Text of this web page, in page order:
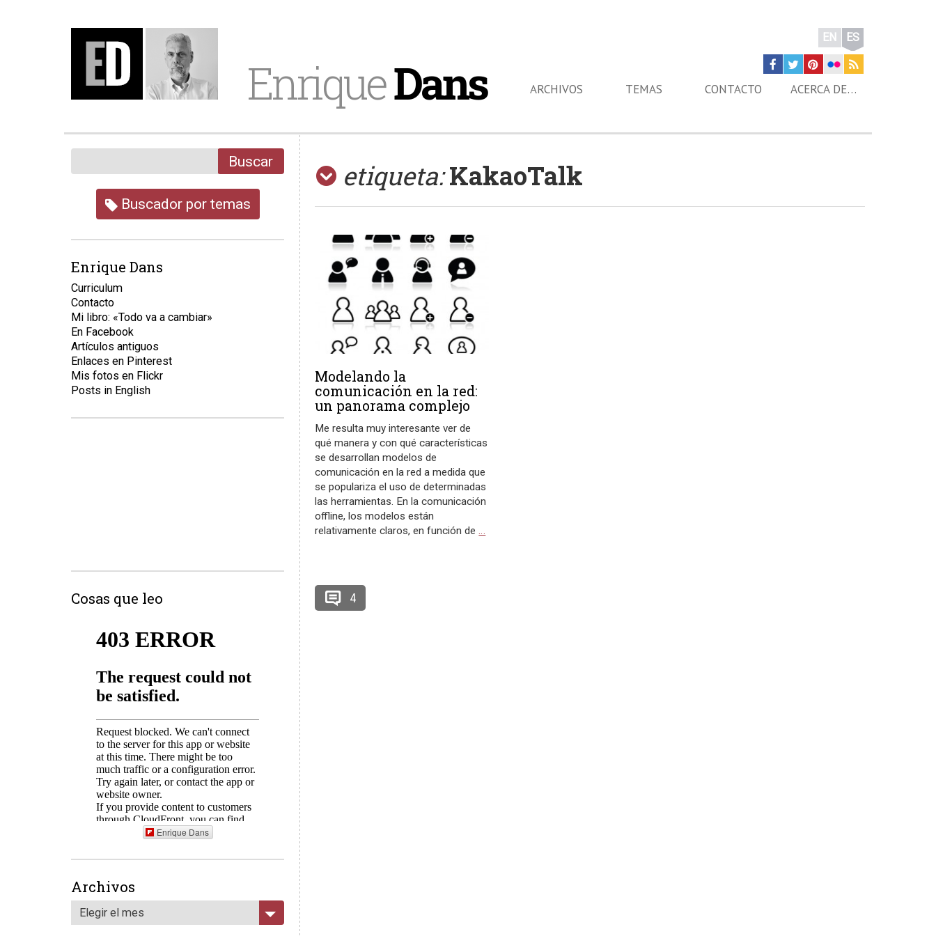
EnriqueDans
EN ES
ARCHIVOS TEMAS CONTACTO ACERCA DE…
etiqueta: KakaoTalk
Modelando la
comunicación en la red:
un panorama complejo
Me resulta muy interesante ver de
qué manera y con qué características
se desarrollan modelos de
comunicación en la red a medida que
se populariza el uso de determinadas
las herramientas. En la comunicación
offline, los modelos están
relativamente claros, en función de…
4
Buscar
Buscador por temas
Enrique Dans
Curriculum
Contacto
Mi libro: «Todo va a cambiar»
En Facebook
Artículos antiguos
Enlaces en Pinterest
Mis fotos en Flickr
Posts in English
Cosas que leo
Enrique Dans
Archivos
Elegir el mes